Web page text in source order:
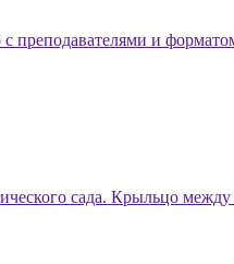
преподавателями и
сада. Крыльцо